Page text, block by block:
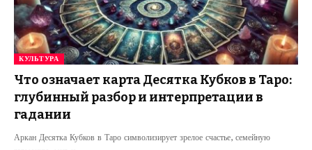
КУЛЬТУРА
Что означает карта Десятка Кубков в Таро:
глубинный разбор и интерпретации в
гадании
Аркан Десятка Кубков в Таро символизирует зрелое счастье, семейную